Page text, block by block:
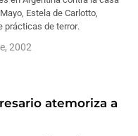
Estela de Carlotto,
de terror.
2002
atemoriza a